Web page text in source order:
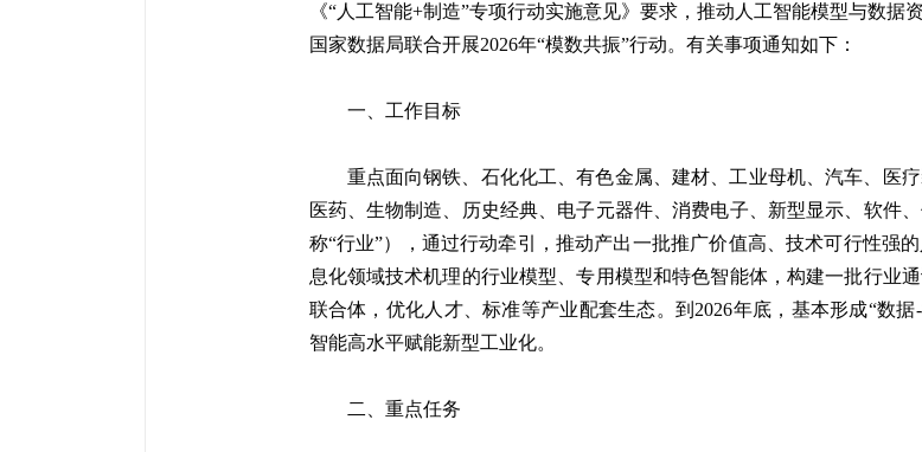
《“人工智能+制造”专项行动实施意见》要求，推动人工智能模型与数据
国家数据局联合开展2026年“模数共振”行动。有关事项通知如下：
一、工作目标
重点面向钢铁、石化化工、有色金属、建材、工业母机、汽车、医
医药、生物制造、历史经典、电子元器件、消费电子、新型显示、软件
称“行业”），通过行动牵引，推动产出一批推广价值高、技术可行性强
息化领域技术机理的行业模型、专用模型和特色智能体，构建一批行业
联合体，优化人才、标准等产业配套生态。到2026年底，基本形成“数
智能高水平赋能新型工业化。
二、重点任务